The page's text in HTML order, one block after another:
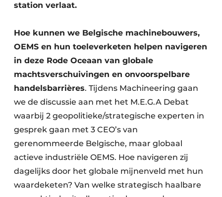
station verlaat.
Hoe kunnen we Belgische machinebouwers,
OEMS en hun toeleverketen helpen navigeren
in deze Rode Oceaan van globale
machtsverschuivingen en onvoorspelbare
handelsbarrières. Tijdens Machineering gaan
we de discussie aan met het M.E.G.A Debat
waarbij 2 geopolitieke/strategische experten in
gesprek gaan met 3 CEO’s van
gerenommeerde Belgische, maar globaal
actieve industriële OEMS. Hoe navigeren zij
dagelijks door het globale mijnenveld met hun
waardeketen? Van welke strategisch haalbare